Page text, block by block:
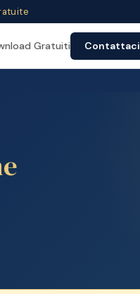
Gratuiti Contattaci